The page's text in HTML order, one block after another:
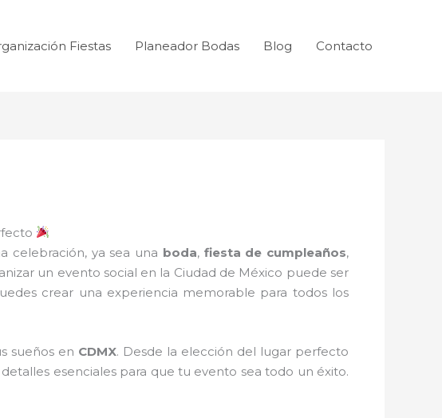
Fiestas Planeador Bodas Blog Contacto
celebración, ya sea una boda, fiesta de cumpleaños,
un evento social en la Ciudad de México puede ser
crear una experiencia memorable para todos los
sueños en CDMX. Desde la elección del lugar perfecto
esenciales para que tu evento sea todo un éxito.